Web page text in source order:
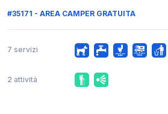
#35171 - AREA CAMPER GRATUITA
7 servizi
2 attività